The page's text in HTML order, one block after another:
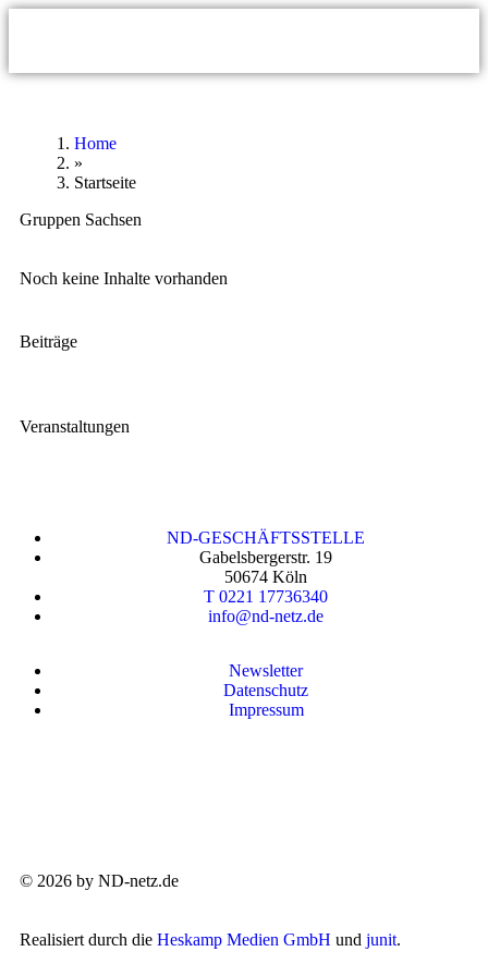
Home
»
Startseite
Gruppen Sachsen
Noch keine Inhalte vorhanden
Beiträge
Veranstaltungen
ND-GESCHÄFTSSTELLE
Gabelsbergerstr. 19
50674 Köln
T 0221 17736340
info@nd-netz.de
Newsletter
Datenschutz
Impressum
© 2026 by ND-netz.de
Realisiert durch die Heskamp Medien GmbH und junit.